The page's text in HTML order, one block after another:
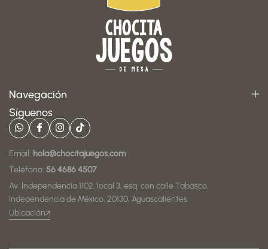
Navegación
Síguenos
Email: hola@chocitajuegos.com
Teléfono: 56 4686 4507
Av. Independencia 1102, local 3, esq. con calle Tabasco,
Independencia de México, 20130, Aguascalientes
Ubicación